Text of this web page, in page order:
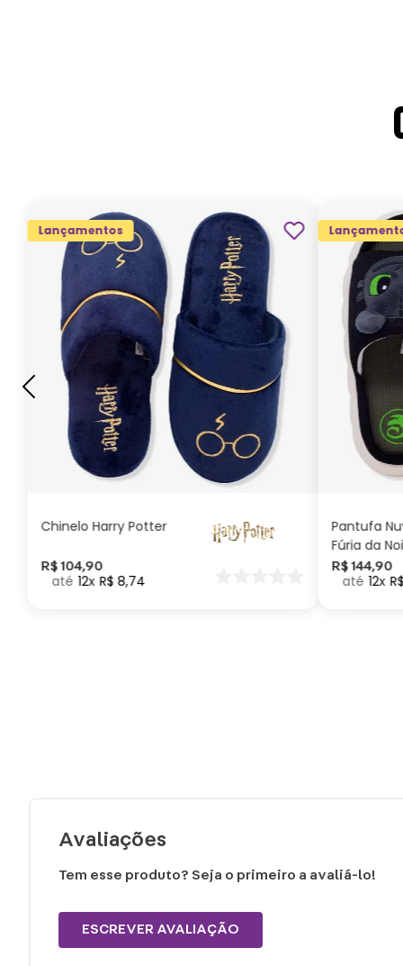
Lançamentos
Chinelo Harry Potter
R$ 104,90
12 R$ 8,74
G GG M P
ADICIONAR AO
CARRINHO
Pantufa
Fúria da
Como
seu Dragão
R$ 144,90
12 R$
Avaliações
Tem esse produto? Seja o primeiro a avaliá-lo!
ESCREVER AVALIAÇÃO